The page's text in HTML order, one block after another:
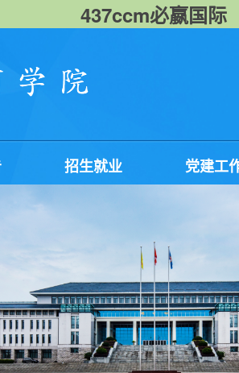
437ccm必嬴国际
招生就业 党建工